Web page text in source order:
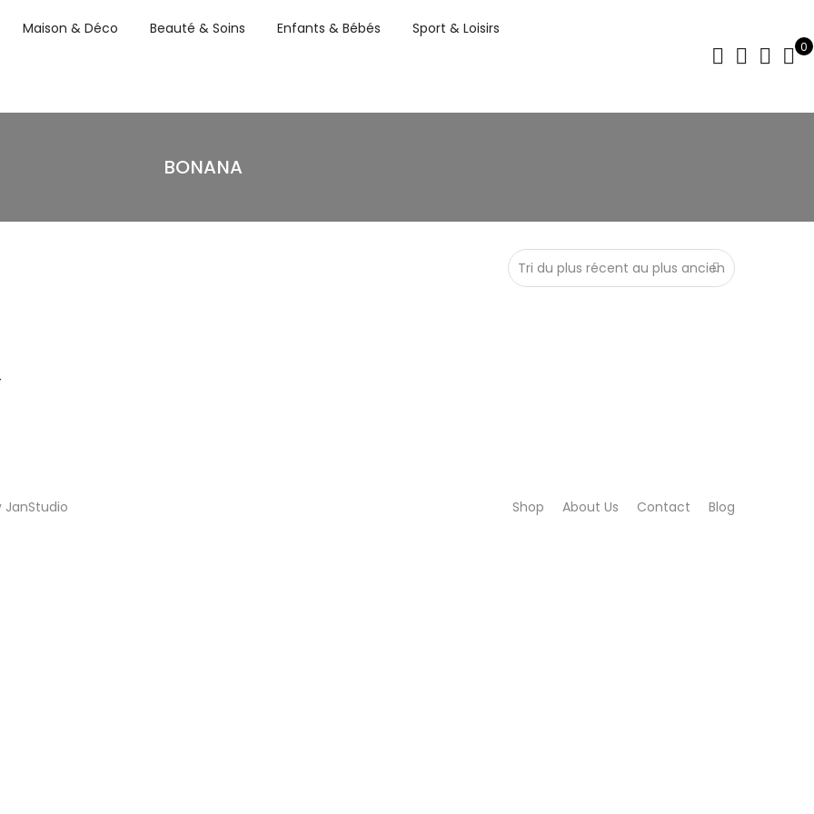
Maison & Déco Beauté & Soins Enfants & Bébés Sport & Loisirs
0
BONANA
JanStudio Shop About Us Contact Blog